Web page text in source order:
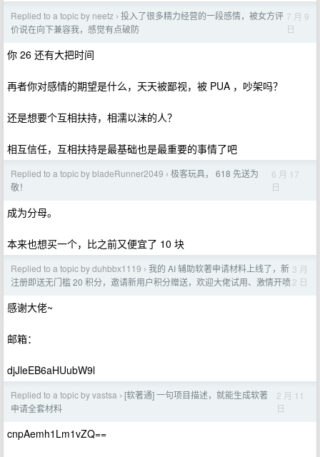
Replied to a topic by neetz › 投入了很多精力经营的一段感情，被女方评
价说在向下兼容我，感觉有点破防
7 月 9
日
你 26 还有大把时间
再者你对感情的期望是什么，天天被鄙视，被 PUA ，吵架吗？
还是想要个互相扶持，相濡以沫的人？
相互信任，互相扶持是最基础也是最重要的事情了吧
Replied to a topic by bladeRunner2049 › 极客玩具， 618 先送为
敬！
6 月 17
日
成为分母。
本来也想买一个，比之前又便宜了 10 块
Replied to a topic by duhbbx1119 › 我的 AI 辅助软著申请材料上线了，新
注册即送无门槛 20 积分，邀请新用户积分赠送，欢迎大佬试用、激情开喷
3 月
2 日
感谢大佬~
邮箱：
djJleEB6aHUubW9l
Replied to a topic by vastsa › [软著通] 一句项目描述，就能生成软著
申请全套材料
2 月 11
日
cnpAemh1Lm1vZQ==